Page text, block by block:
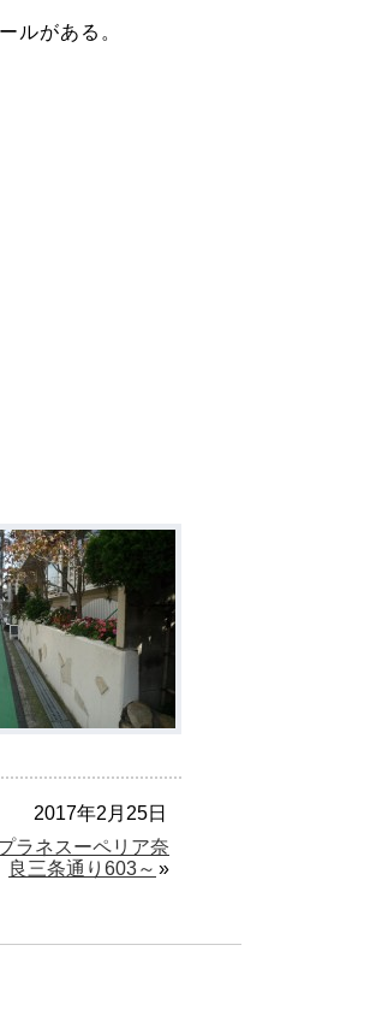
ルがある。
2017年2月25日
ラネスーペリア奈
良三条通り603～ »